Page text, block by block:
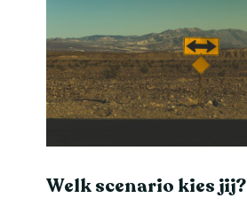
Welk scenario kies jij?